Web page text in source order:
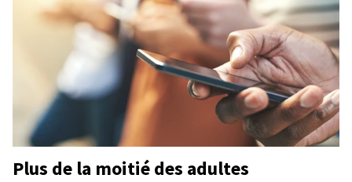
Plus de la moitié des adultes